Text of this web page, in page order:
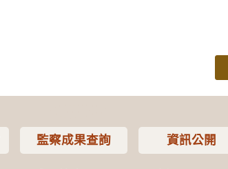
監察成果查詢 資訊公開